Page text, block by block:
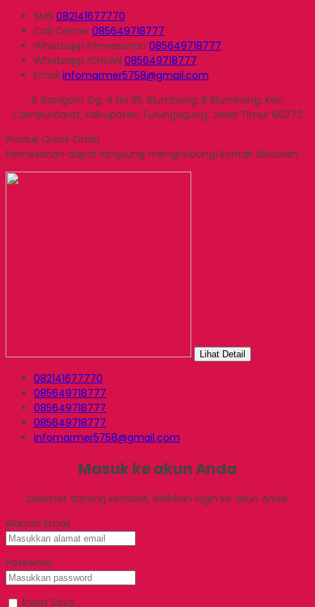
SMS 082141677770
Call Center 085649718777
Whatsapp Pemesanan 085649718777
Whatsapp ICHSAN 085649718777
Email infomarmer5758@gmail.com
Jl. Kanigoro Gg. 4 No.35, Blumbang, B Blumbang, Kec.
Campurdarat, Kabupaten Tulungagung, Jawa Timur 66272
Produk Quick Order
Pemesanan dapat langsung menghubungi kontak dibawah:
Lihat Detail
082141677770
085649718777
085649718777
085649718777
infomarmer5758@gmail.com
Masuk ke akun Anda
Selamat datang kembali, silahkan login ke akun Anda.
Alamat Email
Password
Ingat Saya